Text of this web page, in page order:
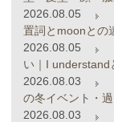
2026.08.05
置詞とmoonとの
2026.08.05
い｜I understand
2026.08.03
の冬イベント・
2026.08.03